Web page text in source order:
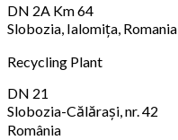
DN 2A Km 64
Slobozia, Ialomița, Romania
Recycling Plant
DN 21
Slobozia-Călărași, nr. 42
România